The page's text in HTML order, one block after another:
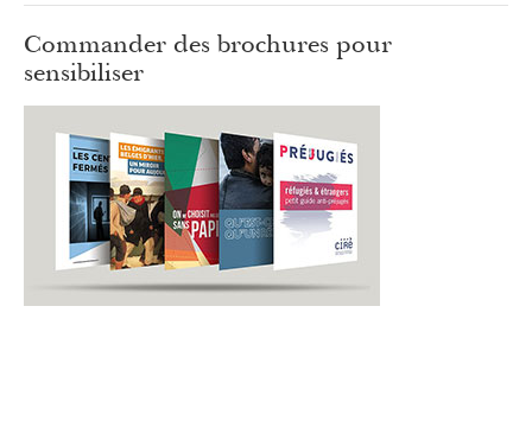
Commander des brochures pour
sensibiliser